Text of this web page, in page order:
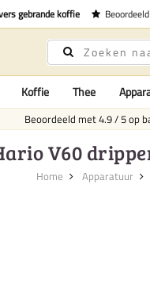
gebrande koffie
Koffie Thee
Beoordeeld met4.9/5op
V60
Home Apparatuur